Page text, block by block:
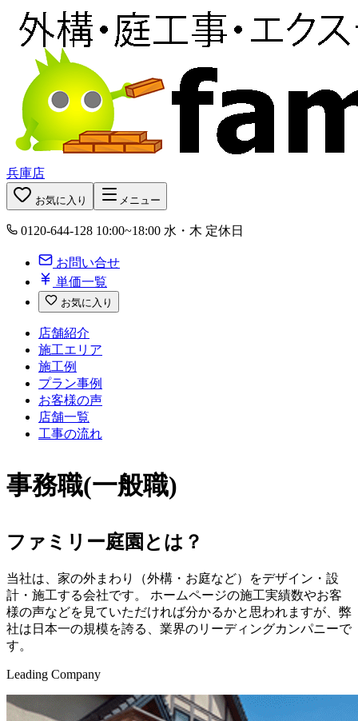
兵庫店
お気に入り メニュー
0120-644-128 10:00~18:00 水・木 定休日
お問い合せ
単価一覧
お気に入り
店舗紹介
施工エリア
施工例
プラン事例
お客様の声
店舗一覧
工事の流れ
事務職(一般職)
ファミリー庭園とは？
当社は、家の外まわり（外構・お庭など）をデザイン・設
計・施工する会社です。 ホームページの施工実績数やお客
様の声などを見ていただければ分かるかと思われますが、弊
社は日本一の規模を誇る、業界のリーディングカンパニーで
す。
Leading Company